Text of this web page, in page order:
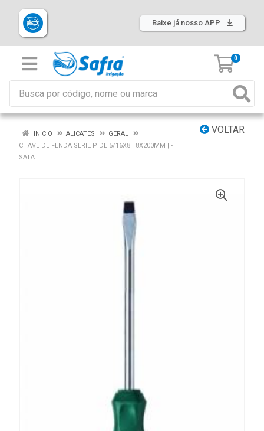
Baixe já nosso APP
0
VOLTAR
INÍCIO ALICATES
GERAL
CHAVE DE FENDA SERIE P DE 5/16X8 | 8X200MM | -
SATA